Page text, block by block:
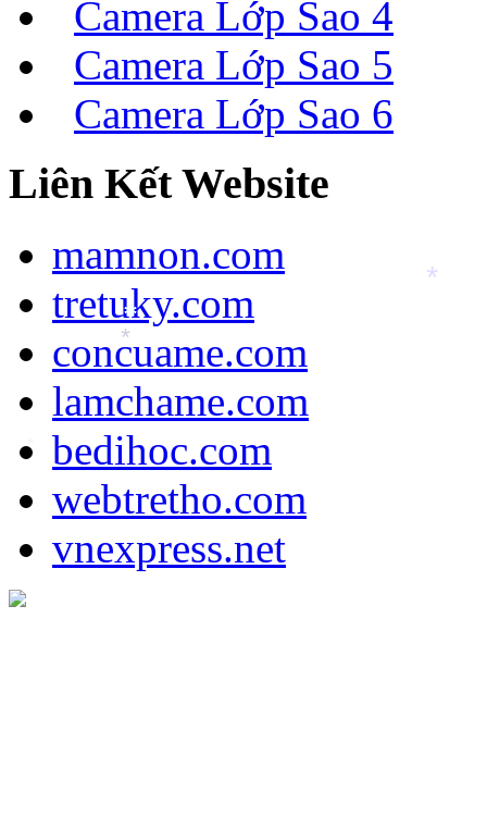
Camera Lớp Sao 4
Camera Lớp Sao 5
Camera Lớp Sao 6
Liên Kết Website
mamnon.com
tretuky.com
concuame.com
lamchame.com
bedihoc.com
webtretho.com
vnexpress.net
*
*
*